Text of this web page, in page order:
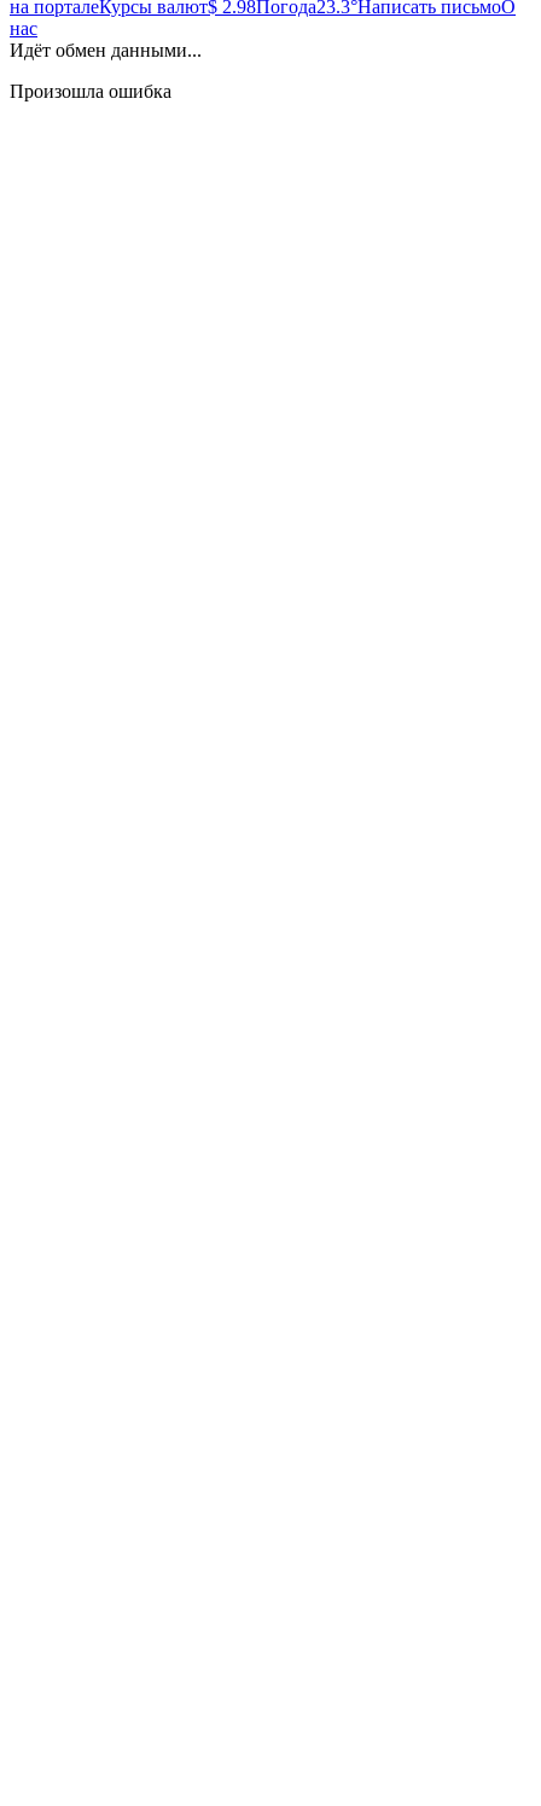
на порталеКурсы валют$ 2.98Погода23.3°Написать письмоО
нас
Идёт обмен данными...
Произошла ошибка